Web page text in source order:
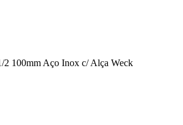
2 100mm Aço Inox c/ Alça Weck